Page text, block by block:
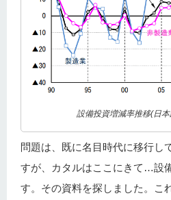
設備投資増減率推移(日
問題は、既に名目時代に移行
すが、カタルはここにきて…設
す。その資料を探しました。こ